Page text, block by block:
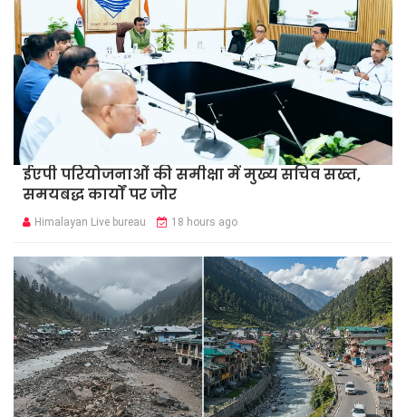
ईएपी परियोजनाओं की समीक्षा में मुख्य सचिव सख्त,
समयबद्ध कार्यों पर जोर
Himalayan Live bureau 18 hours ago